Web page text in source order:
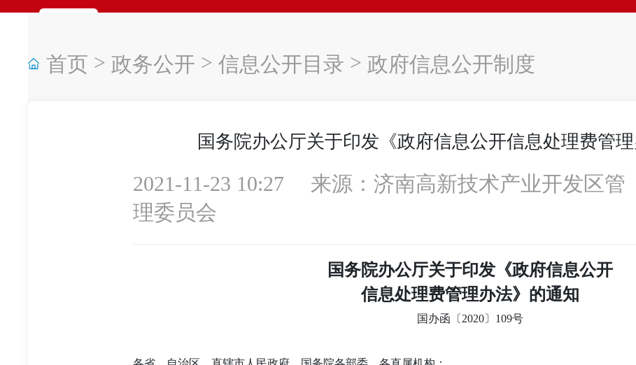
首页 > 政务公开 > 信息公开目录 > 政府信息公开制度
国务院办公厅关于印发《政府信息公开信息处理费管
2021-11-23 10:27
来源：济南高新技术产业开发区管
理委员会
国务院办公厅关于印发《政府信息公开
信息处理费管理办法》的通知
国办函〔2020〕109号